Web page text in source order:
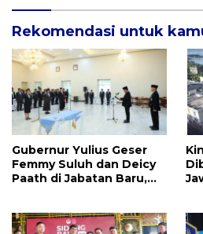
Rekomendasi untuk
Gubernur Yulius Geser
Femmy Suluh dan Deicy
Paath di Jabatan Baru,